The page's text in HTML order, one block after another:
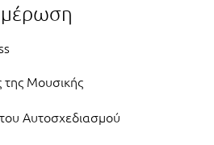
της Μουσικής
Αυτοσχεδιασμού